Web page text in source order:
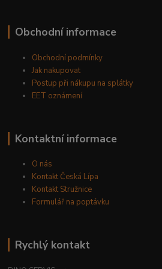
Obchodní informace
Obchodní podmínky
Jak nakupovat
Postup při nákupu na splátky
EET oznámení
Kontaktní informace
O nás
Kontakt Česká Lípa
Kontakt Stružnice
Formulář na poptávku
Rychlý kontakt